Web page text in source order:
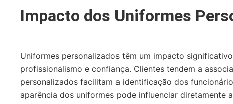
Impacto dos Uniformes
Uniformes personalizados têm um impacto
profissionalismo e confiança. Clientes tendem a
personalizados facilitam a identificação dos
aparência dos uniformes pode influenciar diretamente